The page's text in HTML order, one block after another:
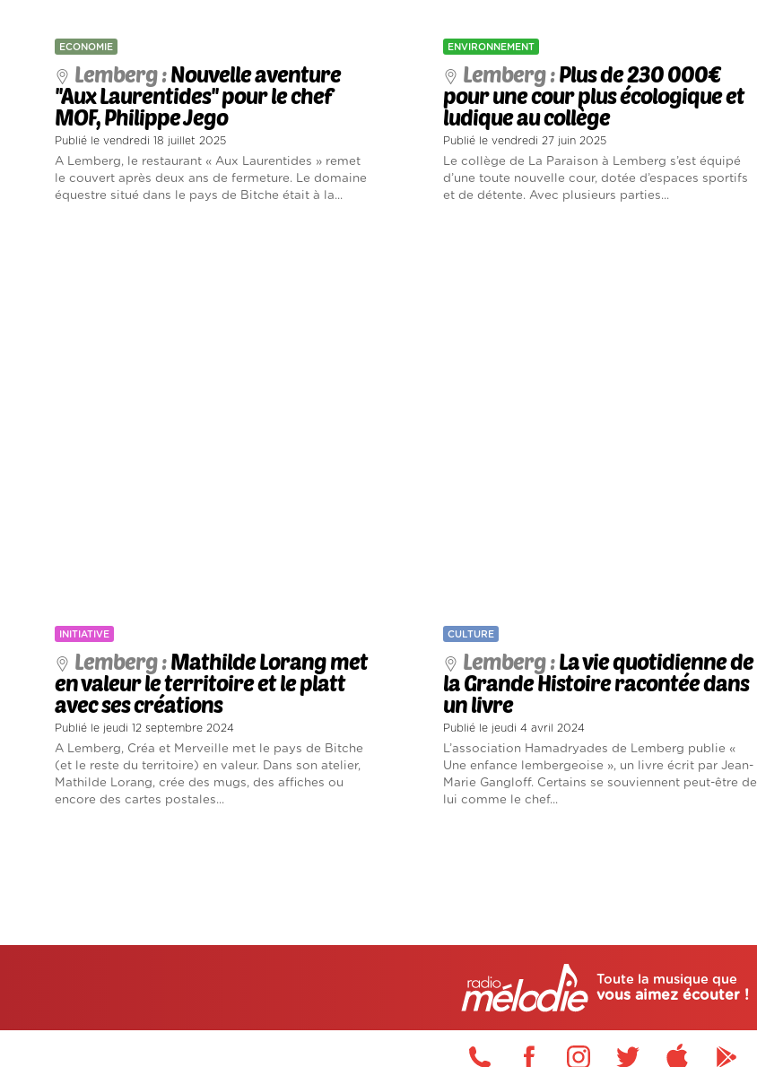
ECONOMIE
Lemberg :Nouvelle aventure
''Aux Laurentides'' pour le chef
MOF, Philippe Jego
Publié le vendredi 18 juillet 2025
A Lemberg, le restaurant « Aux Laurentides » remet
le couvert après deux ans de fermeture. Le domaine
équestre situé dans le pays de Bitche était à la...
ENVIRONNEMENT
Lemberg :Plus de 230 000€
pour une cour plus écologique et
ludique au collège
Publié le vendredi 27 juin 2025
Le collège de La Paraison à Lemberg s’est équipé
d’une toute nouvelle cour, dotée d’espaces sportifs
et de détente. Avec plusieurs parties...
INITIATIVE
Lemberg :Mathilde Lorang met
en valeur le territoire et le platt
avec ses créations
Publié le jeudi 12 septembre 2024
A Lemberg, Créa et Merveille met le pays de Bitche
(et le reste du territoire) en valeur. Dans son atelier,
Mathilde Lorang, crée des mugs, des affiches ou
encore des cartes postales...
CULTURE
Lemberg :La vie quotidienne de
la Grande Histoire racontée dans
un livre
Publié le jeudi 4 avril 2024
L’association Hamadryades de Lemberg publie «
Une enfance lembergeoise », un livre écrit par Jean-
Marie Gangloff. Certains se souviennent peut-être de
lui comme le chef...
Toute la musique que
vous aimez écouter !